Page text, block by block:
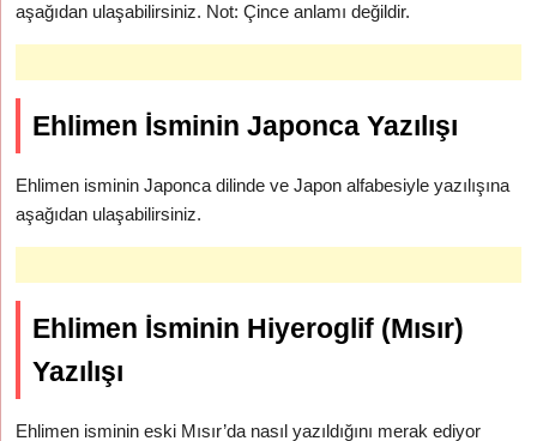
aşağıdan ulaşabilirsiniz. Not: Çince anlamı değildir.
Ehlimen İsminin Japonca Yazılışı
Ehlimen isminin Japonca dilinde ve Japon alfabesiyle yazılışına
aşağıdan ulaşabilirsiniz.
Ehlimen İsminin Hiyeroglif (Mısır)
Yazılışı
Ehlimen isminin eski Mısır’da nasıl yazıldığını merak ediyor